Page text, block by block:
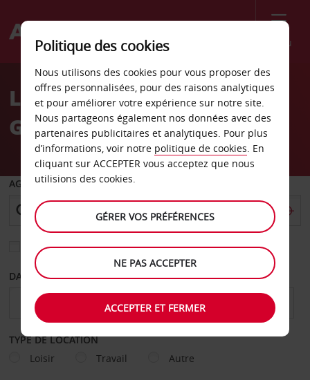
Menu
Welcome
AvisLocation de voiture
Göteborg Molnlycke
AGENCE DE DÉPART
Sélectionnez une autre agence de retour
DATE DE DÉPART DATE DE RETOUR
TYPE DE LOCATION
Loisir
Travail Autre
Politique des cookies
Nous utilisons des cookies pour vous proposer des
offres personnalisées, pour des raisons analytiques
et pour améliorer votre expérience sur notre site.
Nous partageons également nos données avec des
partenaires publicitaires et analytiques. Pour plus
d’informations, voir notre politique de cookies. En
cliquant sur ACCEPTER vous acceptez que nous
utilisions des cookies.
GÉRER VOS PRÉFÉRENCES
NE PAS ACCEPTER
ACCEPTER ET FERMER